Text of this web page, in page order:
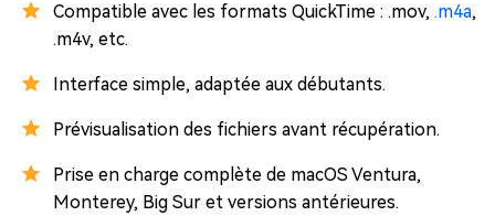
Compatible avec les formats QuickTime : .mov, .m4a,
.m4v, etc.
Interface simple, adaptée aux débutants.
Prévisualisation des fichiers avant récupération.
Prise en charge complète de macOS Ventura,
Monterey, Big Sur et versions antérieures.